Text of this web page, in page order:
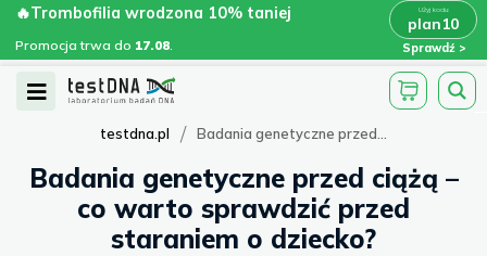
Skip
content
🔥Trombofilia wrodzona 10% taniej
Promocja trwa do 17.08.
plan10
Sprawdź
🔥Trombofilia wrodzona 10% taniej
plan10 x
Open
testdna.pl / Badania genetyczne przed...
Badania genetyczne przed ciążą –
co warto sprawdzić przed
staraniem o dziecko?